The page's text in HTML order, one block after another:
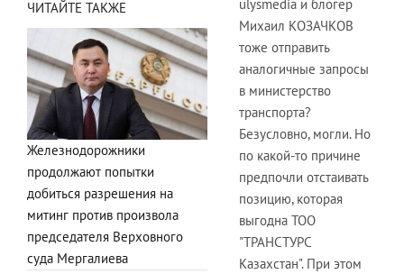
ЧИТАЙТЕ ТАКЖЕ
Железнодорожники
продолжают попытки
добиться разрешения на
митинг против произвола
председателя Верховного
суда Мергалиева
ulysmedia и блогер
Михаил КОЗАЧКОВ
тоже отправить
аналогичные запросы
в министерство
транспорта?
Безусловно, могли. Но
по какой-то причине
предпочли отстаивать
позицию, которая
выгодна ТОО
"ТРАНСТУРС
Казахстан". При этом